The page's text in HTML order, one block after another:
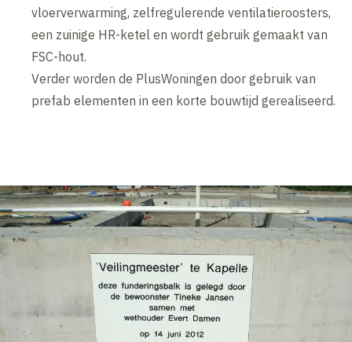
vloerverwarming, zelfregulerende ventilatieroosters,
een zuinige HR-ketel en wordt gebruik gemaakt van
FSC-hout.
Verder worden de PlusWoningen door gebruik van
prefab elementen in een korte bouwtijd gerealiseerd.